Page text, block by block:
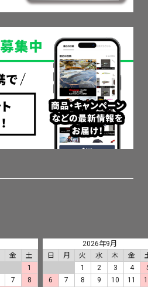
金
土
1
7
8
2026年9月
日
月 火 水 木 金
1
2 3 4
6
7 8 9 10 11